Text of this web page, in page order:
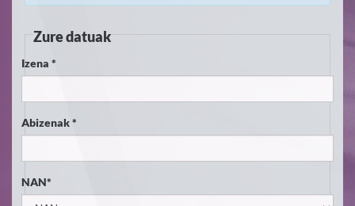
Zure datuak
Izena *
Abizenak *
NAN*